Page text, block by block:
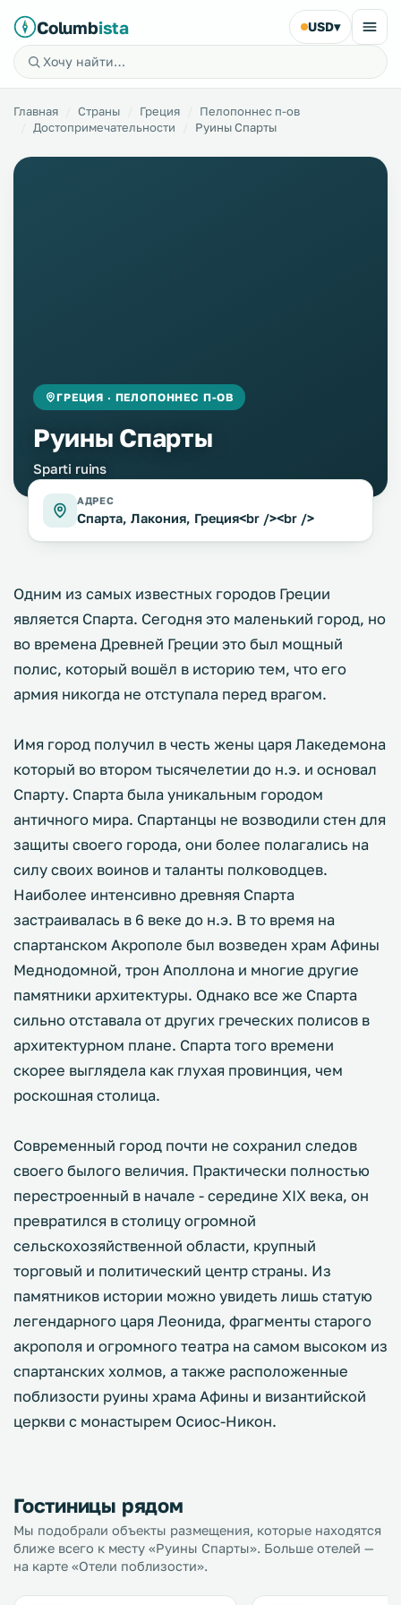
Columbista USD▾
Главная Страны Греция
Пелопоннес п-ов
Достопримечательности
Руины Спарты
ГРЕЦИЯ · ПЕЛОПОННЕС П-ОВ
Руины Спарты
Sparti ruins
АДРЕС
Спарта, Лакония, Греция<br /><br />
Одним из самых известных городов Греции
является Спарта. Сегодня это маленький город, но
во времена Древней Греции это был мощный
полис, который вошёл в историю тем, что его
армия никогда не отступала перед врагом.
Имя город получил в честь жены царя Лакедемона
который во втором тысячелетии до н.э. и основал
Спарту. Спарта была уникальным городом
античного мира. Спартанцы не возводили стен для
защиты своего города, они более полагались на
силу своих воинов и таланты полководцев.
Наиболее интенсивно древняя Спарта
застраивалась в 6 веке до н.э. В то время на
спартанском Акрополе был возведен храм Афины
Меднодомной, трон Аполлона и многие другие
памятники архитектуры. Однако все же Спарта
сильно отставала от других греческих полисов в
архитектурном плане. Спарта того времени
скорее выглядела как глухая провинция, чем
роскошная столица.
Современный город почти не сохранил следов
своего былого величия. Практически полностью
перестроенный в начале - середине XIX века, он
превратился в столицу огромной
сельскохозяйственной области, крупный
торговый и политический центр страны. Из
памятников истории можно увидеть лишь статую
легендарного царя Леонида, фрагменты старого
акрополя и огромного театра на самом высоком из
спартанских холмов, а также расположенные
поблизости руины храма Афины и византийской
церкви с монастырем Осиос-Никон.
Гостиницы рядом
Мы подобрали объекты размещения, которые находятся
ближе всего к месту «Руины Спарты». Больше отелей —
на карте «Отели поблизости».